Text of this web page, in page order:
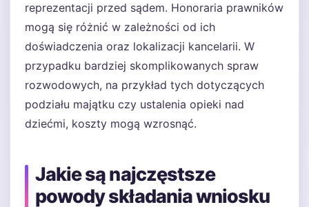
reprezentacji przed sądem. Honoraria prawników
mogą się różnić w zależności od ich
doświadczenia oraz lokalizacji kancelarii. W
przypadku bardziej skomplikowanych spraw
rozwodowych, na przykład tych dotyczących
podziału majątku czy ustalenia opieki nad
dziećmi, koszty mogą wzrosnąć.
Jakie są najczęstsze
powody składania wniosku